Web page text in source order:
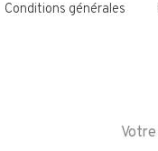
Conditions générales